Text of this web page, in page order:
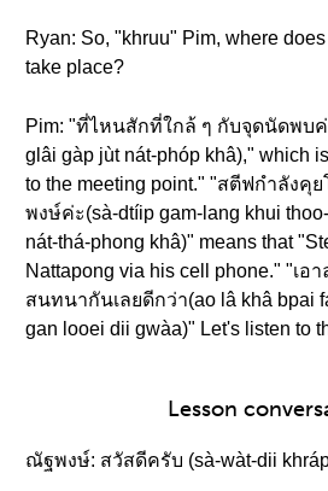
Ryan: So, "khruu" Pim, where
take place?
Pim: "ที่ไหนสักที่ใกล้ ๆ กับจุดนัดพบค่
glâi gàp jùt nát-phóp khâ)," which
to the meeting point." "สตีฟกำลัง
พงษ์ค่ะ(sà-dtíip gam-lang khui
nát-thá-phong khâ)" means that
Nattapong via his cell phone." "เอ
สนทนากันเลยดีกว่า(ao lâ khâ bpai
gan looei dii gwàa)" Let's listen to
Lesson
ณัฐพงษ์: สวัสดีครับ (sà-wàt-dii